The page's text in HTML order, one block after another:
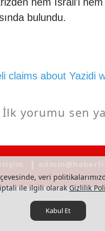
bulundu.
claims about Yazidi
İlk yorumu sen
veri
iptali ile ilgili olarakGizlilik
Kabul Et
❙